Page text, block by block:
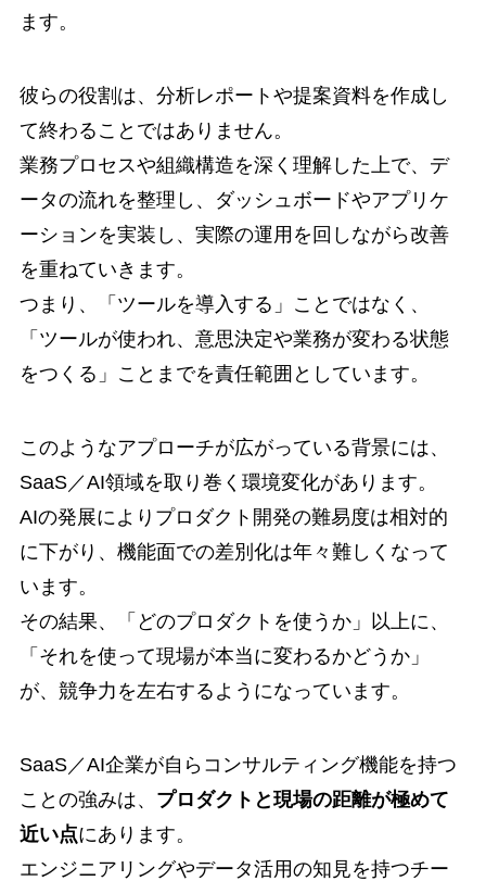
ます。
彼らの役割は、分析レポートや提案資料を作成し
て終わることではありません。
業務プロセスや組織構造を深く理解した上で、デ
ータの流れを整理し、ダッシュボードやアプリケ
ーションを実装し、実際の運用を回しながら改善
を重ねていきます。
つまり、「ツールを導入する」ことではなく、
「ツールが使われ、意思決定や業務が変わる状態
をつくる」ことまでを責任範囲としています。
このようなアプローチが広がっている背景には、
SaaS／AI領域を取り巻く環境変化があります。
AIの発展によりプロダクト開発の難易度は相対的
に下がり、機能面での差別化は年々難しくなって
います。
その結果、「どのプロダクトを使うか」以上に、
「それを使って現場が本当に変わるかどうか」
が、競争力を左右するようになっています。
SaaS／AI企業が自らコンサルティング機能を持つ
ことの強みは、 プロダクトと現場の距離が極めて
近い点にあります。
エンジニアリングやデータ活用の知見を持つチー